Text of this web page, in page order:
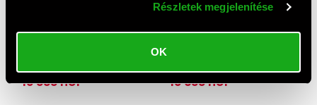
Részletek megjelenítése
OK
AJÁNLAT
13 800 HUF
AJÁNLAT
13 900 HUF